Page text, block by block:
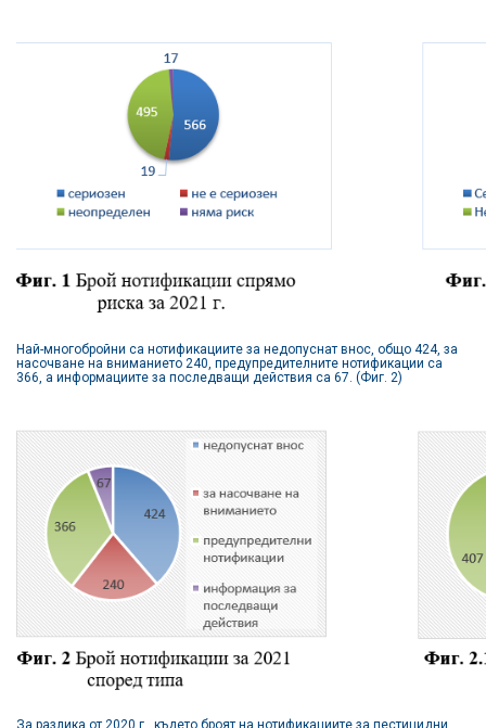
Най-многобройни са нотификациите за недопуснат внос, общо 424, за
насочване на вниманието 240, предупредителните нотификации са
366, а информациите за последващи действия са 67. (Фиг. 2)
За разлика от 2020 г., където броят на нотификациите за пестицидни